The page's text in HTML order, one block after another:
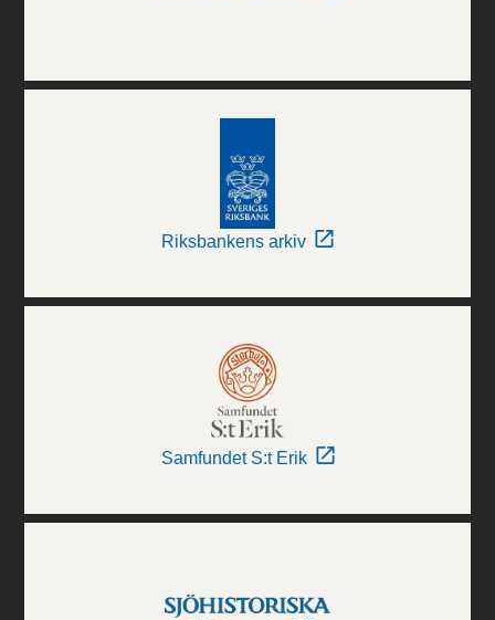
Riksbankens arkiv
Samfundet S:t Erik